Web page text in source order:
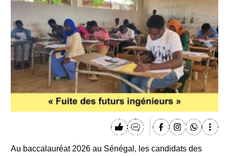
Au baccalauréat 2026 au Sénégal, les candidats des